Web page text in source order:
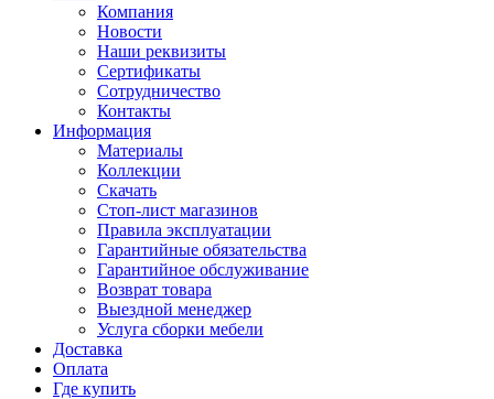
Компания
Новости
Наши реквизиты
Сертификаты
Сотрудничество
Контакты
Информация
Материалы
Коллекции
Скачать
Стоп-лист магазинов
Правила эксплуатации
Гарантийные обязательства
Гарантийное обслуживание
Возврат товара
Выездной менеджер
Услуга сборки мебели
Доставка
Оплата
Где купить